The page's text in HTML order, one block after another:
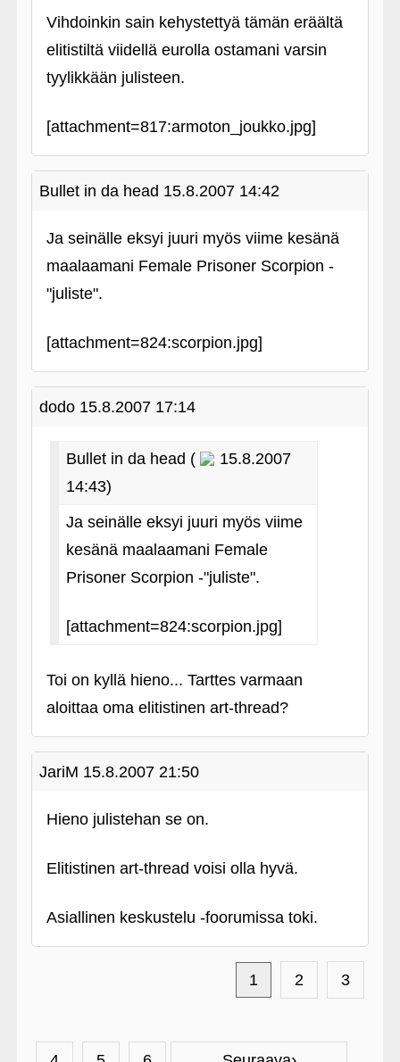
Vihdoinkin sain kehystettyä tämän eräältä
elitistiltä viidellä eurolla ostamani varsin
tyylikkään julisteen.
[attachment=817:armoton_joukko.jpg]
Bullet in da head 15.8.2007 14:42
Ja seinälle eksyi juuri myös viime kesänä
maalaamani Female Prisoner Scorpion -
"juliste".
[attachment=824:scorpion.jpg]
dodo 15.8.2007 17:14
Bullet in da head (
15.8.2007
14:43)
Ja seinälle eksyi juuri myös viime
kesänä maalaamani Female
Prisoner Scorpion -"juliste".
[attachment=824:scorpion.jpg]
Toi on kyllä hieno... Tarttes varmaan
aloittaa oma elitistinen art-thread?
JariM 15.8.2007 21:50
Hieno julistehan se on.
Elitistinen art-thread voisi olla hyvä.
Asiallinen keskustelu ‑foorumissa toki.
1 2 3